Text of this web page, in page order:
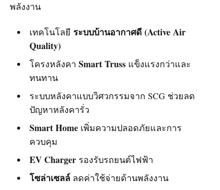
พลังงาน
เทคโนโลยี ระบบบ้านอากาศดี (Active Air
Quality)
โครงหลังคา Smart Trussแข็งแรงกว่าและ
ทนทาน
ระบบหลังคาแบบวิศวกรรมจาก SCG ช่วยลด
ปัญหาหลังคารั่ว
Smart Homeเพิ่มความปลอดภัยและการ
ควบคุม
EV Chargerรองรับรถยนต์ไฟฟ้า
โซล่าเซลล์ลดค่าใช้จ่ายด้านพลังงาน